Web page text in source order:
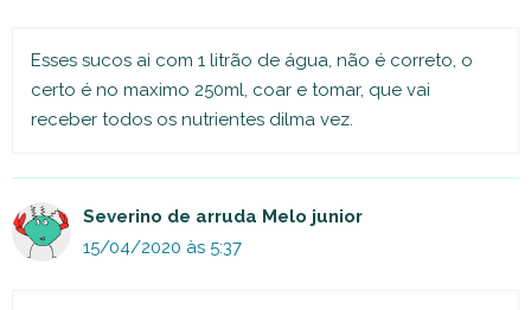
Esses sucos ai com 1 litrão de água, não é correto, o
certo é no maximo 250ml, coar e tomar, que vai
receber todos os nutrientes dilma vez.
Severino de arruda Melo junior
15/04/2020 às 5:37